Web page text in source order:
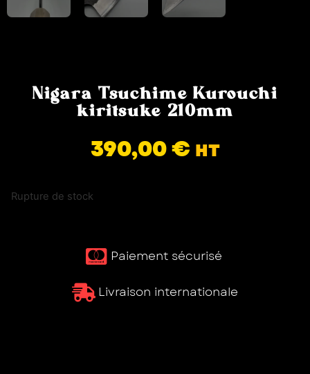
Nigara Tsuchime Kurouchi
kiritsuke 210mm
390,00€ HT
Rupture de stock
Paiement sécurisé ​
Livraison internationale